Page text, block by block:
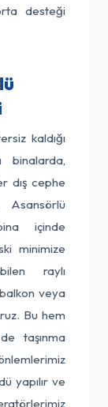
desteği
kaldığı
dış cephe
Asansörlü
içinde
minimize
raylı
veya
Bu hem
taşınma
yapılır ve